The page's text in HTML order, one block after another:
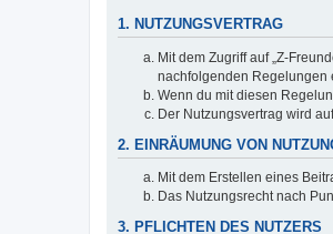
1. NUTZUNGSVERTRAG
Mit dem Zugriff auf „Z-
nachfolgenden Regelungen
Wenn du mit diesen
Der Nutzungsvertrag wird
2. EINRÄUMUNG VON
Mit dem Erstellen eines
Das Nutzungsrecht nach
3. PFLICHTEN DES NUTZERS